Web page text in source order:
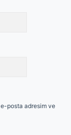
e-posta adresim ve